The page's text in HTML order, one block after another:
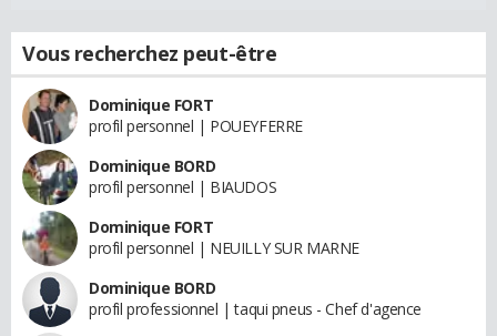
Vous recherchez peut-être
Dominique FORT
profil personnel | POUEYFERRE
Dominique BORD
profil personnel | BIAUDOS
Dominique FORT
profil personnel | NEUILLY SUR MARNE
Dominique BORD
profil professionnel | taqui pneus - Chef d'agence